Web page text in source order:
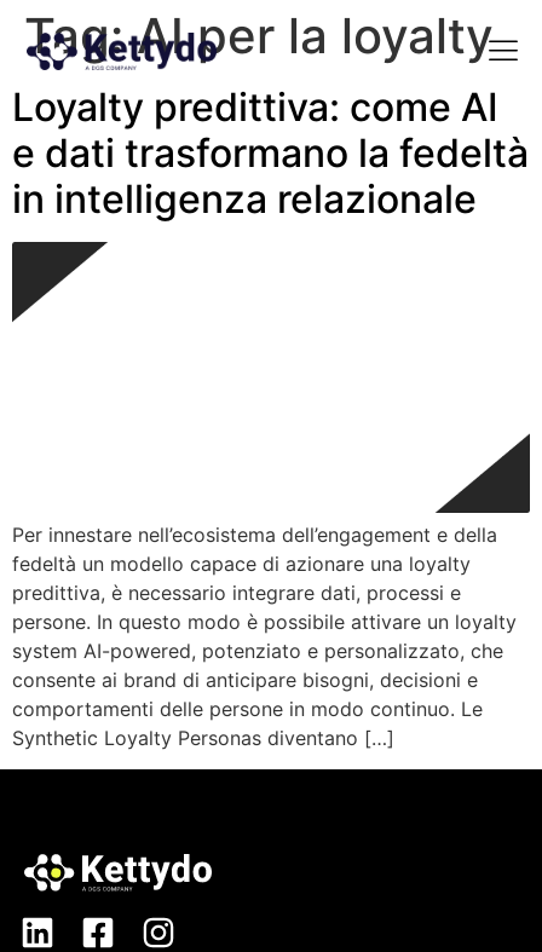
Tag:AI per la loyalty
Loyalty predittiva: come AI
e dati trasformano la fedeltà
in intelligenza relazionale
Per innestare nell’ecosistema dell’engagement e della
fedeltà un modello capace di azionare una loyalty
predittiva, è necessario integrare dati, processi e
persone. In questo modo è possibile attivare un loyalty
system AI-powered, potenziato e personalizzato, che
consente ai brand di anticipare bisogni, decisioni e
comportamenti delle persone in modo continuo. Le
Synthetic Loyalty Personas diventano […]